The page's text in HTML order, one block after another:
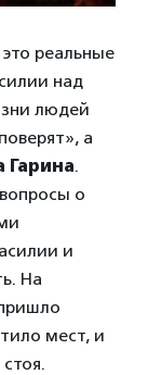
реальные
над
людей
а
Гарина.
о
и
На
мест, и